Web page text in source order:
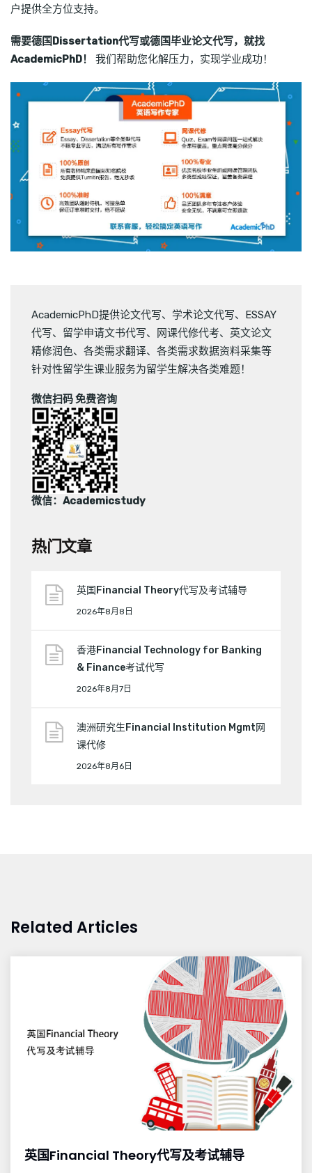
户提供全方位支持。
需要德国Dissertation代写或德国毕业论文代写，就找
AcademicPhD！
我们帮助您化解压力，实现学业成功！
AcademicPhD提供论文代写、 学术论文代写、 ESSAY
代写、 留学申请文书代写、 网课代修代考、 英文论文
精修润色、 各类需求翻译、 各类需求数据资料采集等
针对性留学生课业服务为留学生解决各类难题！
微信扫码 免费咨询
微信：Academicstudy
热门文章
英国Financial Theory代写及考试辅导
2026年8月8日
香港Financial Technology for Banking
& Finance考试代写
2026年8月7日
澳洲研究生Financial Institution Mgmt网
课代修
2026年8月6日
Related Articles
英国Financial Theory代写及考试辅导